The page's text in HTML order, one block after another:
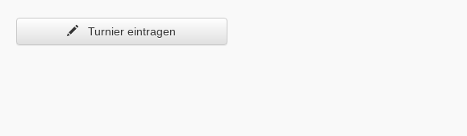
Turnier eintragen